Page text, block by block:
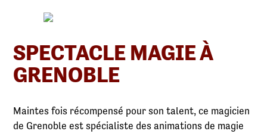
SPECTACLE MAGIE À
GRENOBLE
Maintes fois récompensé pour son talent, ce magicien
de Grenoble est spécialiste des animations de magie